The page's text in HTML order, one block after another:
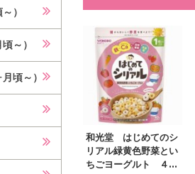
）
～）
頃～）
和光堂 はじめてのシ
リアル緑黄色野菜とい
ちごヨーグルト ４...